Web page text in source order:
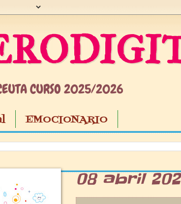
CURSO 2025/2026
EMOCIONARIO
08 abril